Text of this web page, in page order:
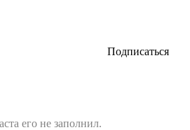
Подписаться
его не заполнил.